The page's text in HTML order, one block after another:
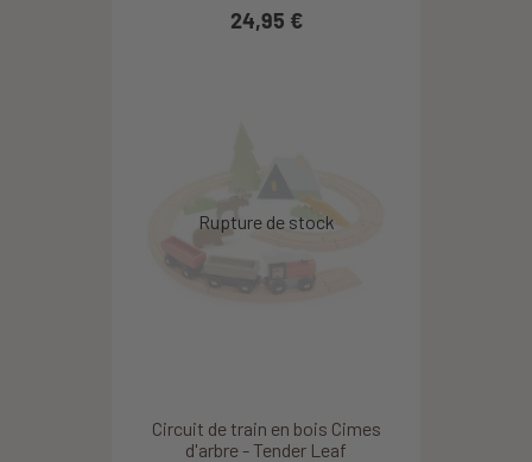
24,95 €
Circuit de train en bois Cimes
d'arbre - Tender Leaf